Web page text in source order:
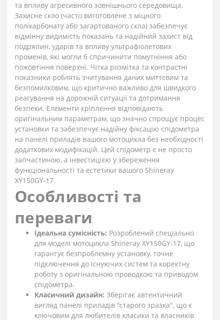
та впливу агресивного зовнішнього середовища.
Захисне скло (часто виготовлене з міцного
полікарбонату або загартованого скла) забезпечує
відмінну видимість показань та надійний захист від
подряпин, ударів та впливу ультрафіолетових
променів, які могли б спричинити помутніння або
пожовтіння поверхні. Чітка розмітка та контрастні
показники роблять зчитування даних миттєвим та
безпомилковим, що критично важливо для швидкого
реагування на дорожній ситуації та дотримання
безпеки. Елементи кріплення відповідають
оригінальним параметрам, що значно спрощує процес
установки та забезпечує надійну фіксацію спідометра
на панелі приладів вашого мотоцикла без необхідності
додаткових модифікацій. Цей спідометр є не просто
запчастиною, а інвестицією у збереження
функціональності та естетики вашого Shineray
XY150GY-17.
Особливості та
переваги
Ідеальна сумісність: Розроблений спеціально
для моделі мотоцикла Shineray XY150GY-17, що
гарантує безпроблемну установку, точне
підключення до існуючих систем та коректну
роботу з оригінальною проводкою та приводом
спідометра.
Класичний дизайн: Зберігає автентичний
вигляд панелі приладів "старого зразка", що є
ключовим для любителів класики та власників